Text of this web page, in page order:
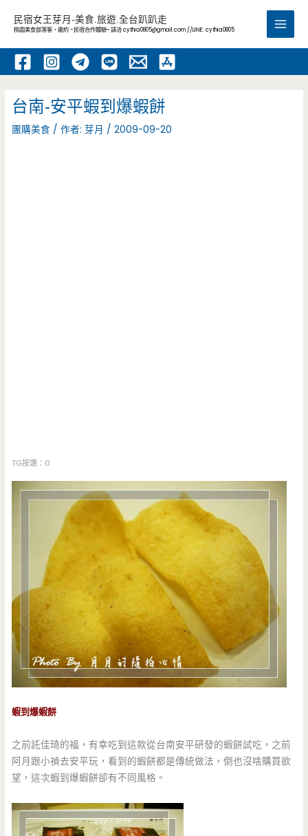
內
民宿女王芽月-美食.旅遊.全台趴趴走
桃園美食部落客，邀約 -民宿合作體驗~ 請洽cythia0805@gmail.com //LINE: cythia0805
Main
台南-安平蝦到爆蝦餅
團購美食 / 作者:芽月 /2009-09-20
TG按讚：0
蝦到爆蝦餅
之前託佳琦的福，有幸吃到這款從台南安平研發的蝦餅試吃，之前
阿月跟小禎去安平玩，看到的蝦餅都是傳統做法，倒也沒啥購買欲
望，這次蝦到爆蝦餅卻有不同風格。